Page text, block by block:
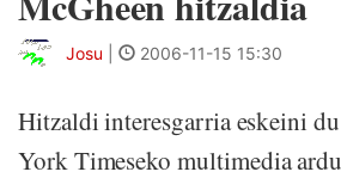
Josu 2006-11-15 15:30
Hitzaldi interesgarria eskeini
York Timeseko multimedia